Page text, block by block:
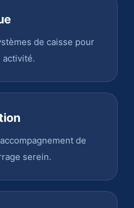
de caisse pour
de
serein.